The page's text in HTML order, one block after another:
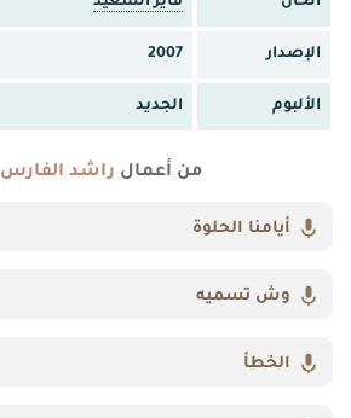
الإصدار 2007
الألبوم الجديد
من أعمال راشد الفارس
أيامنا الحلوة
وش تسميه
الخطأ